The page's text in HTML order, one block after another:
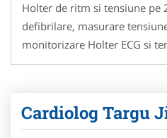
Holter de ritm si tensiune pe
defibrilare, masurare
monitorizare Holter ECG si
Cardiolog Targu